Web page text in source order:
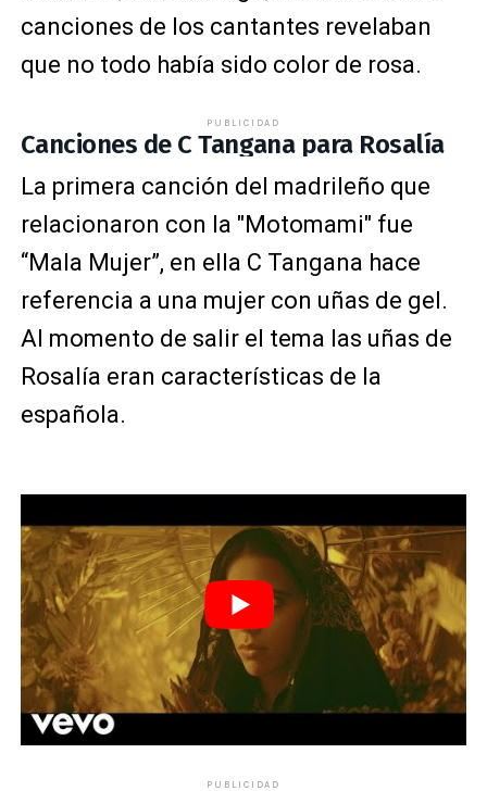
canciones de los cantantes revelaban
que no todo había sido color de rosa.
PUBLICIDAD
Canciones de C Tangana para Rosalía
La primera canción del madrileño que
relacionaron con la "Motomami" fue
“Mala Mujer”, en ella C Tangana hace
referencia a una mujer con uñas de gel.
Al momento de salir el tema las uñas de
Rosalía eran características de la
española.
PUBLICIDAD